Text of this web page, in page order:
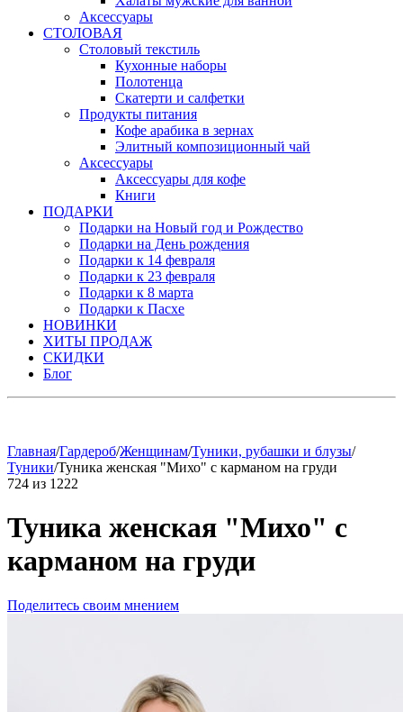
Аксессуары
СТОЛОВАЯ
Столовый текстиль
Кухонные наборы
Полотенца
Скатерти и салфетки
Продукты питания
Кофе арабика в зернах
Элитный композиционный чай
Аксессуары
Аксессуары для кофе
Книги
ПОДАРКИ
Подарки на Новый год и Рождество
Подарки на День рождения
Подарки к 14 февраля
Подарки к 23 февраля
Подарки к 8 марта
Подарки к Пасхе
НОВИНКИ
ХИТЫ ПРОДАЖ
СКИДКИ
Блог
Главная/Гардероб/Женщинам/Туники, рубашки и блузы/
Туники/Туника женская "Михо" с карманом на груди
724 из 1222
Туника женская "Михо" с
карманом на груди
Поделитесь своим мнением